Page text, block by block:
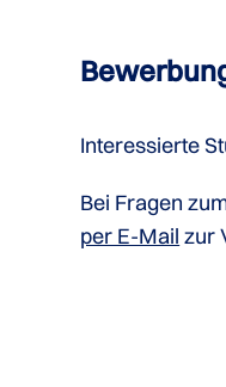
Interessierte
Bei Fragen
per E-Mail zur